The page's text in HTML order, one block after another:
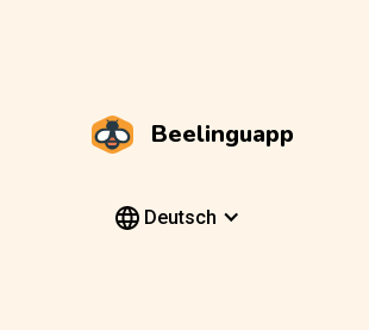
Beelinguapp
Deutsch